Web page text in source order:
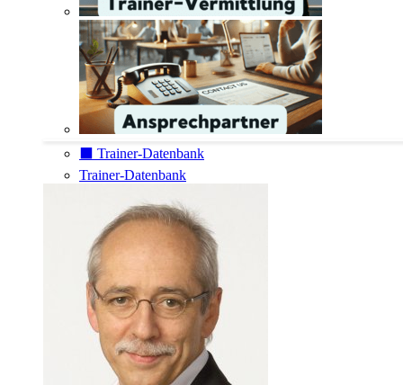
⬛️ Trainer-Datenbank
Trainer-Datenbank